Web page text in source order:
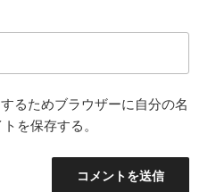
るためブラウザーに自分の名
を保存する。